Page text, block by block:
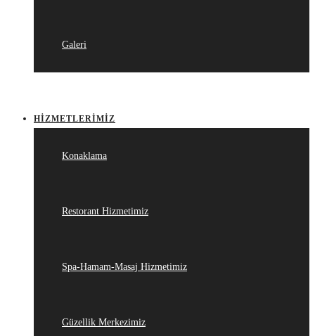
Galeri
HIZMETLERIMIZ
Konaklama
Restorant Hizmetimiz
Spa-Hamam-Masaj Hizmetimiz
Güzellik Merkezimiz